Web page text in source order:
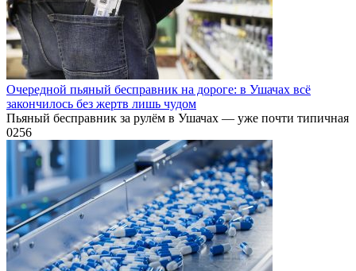
Очередной пьяный бесправник на дороге: в Ушачах всё
закончилось без жертв лишь чудом
Пьяный бесправник за рулём в Ушачах — уже почти типичная
0256